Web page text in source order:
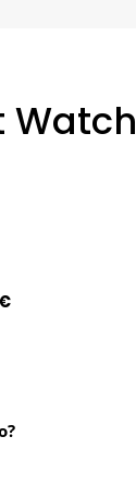
Watch